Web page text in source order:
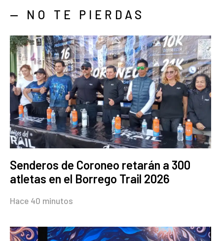
— NO TE PIERDAS
Senderos de Coroneo retarán a 300
atletas en el Borrego Trail 2026
Hace 40 minutos